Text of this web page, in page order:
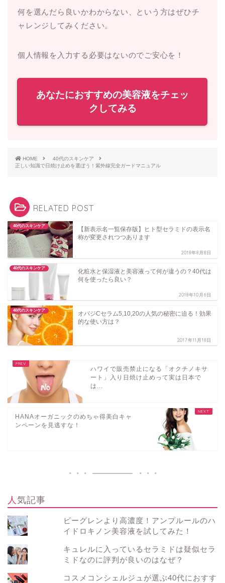
何を選んだら良いかわからない、という方はぜひチ
ャレンジしてみください。
個人情報を入力する必要はないのでご安心を！
あなたにおすすめの美容液をチェッ
クしてみる
HOME
40代のスキンケア
正しい知識で日焼け止めを選ぼう！紫外線完全ガードマニュアル
RELATED POST
40代のスキンケア
【新表示名一覧保存版】ヒト型セラミドの表示名
称が変更されつつあります
2018年8月8日
40代のスキンケア
化粧水と保湿液と美容液って何が違うの？40代は
何を使ったら良い？
2018年10月6日
40代のスキンケア
オバジCセラム5,10,20の人気の秘密に迫る！効果
的な使い方は？
2017年11月18日
ハワイで販売禁止になる「オクチノキサ
ート」入り日焼け止めって実は日本で
は...
HANAオーガニックのめちゃ得美白キャ
ンペーンを見逃すな！
人気記事
ビーグレンより高濃度！アンプルールのハ
イドロキノン美容液を試してみた！
キュレルに入っているセラミドは疑似セラ
ミドなのに評判が良いのはなぜ？
コスメコンシェルジュが選ぶ40代におすす